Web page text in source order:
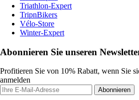
Triathlon-Expert
TripnBikers
Vélo-Store
Winter-Expert
Abonnieren Sie unseren
Profitieren Sie von 10% Rabatt, wenn Sie
anmelden
Abonnieren